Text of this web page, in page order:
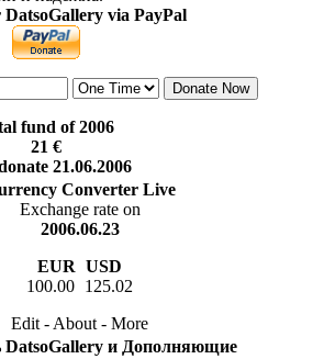
via PayPal
fund of 2006
21 €
21.06.2006
Converter Live
Exchange rate on
2006.06.23
EUR USD
100.00 125.02
Edit - About - More
DatsoGallery и Дополняющие